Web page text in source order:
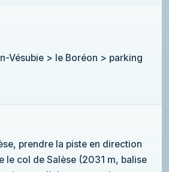
Vésubie > le Boréon > parking
prendre la piste en direction
le col de Salèse (2031 m, balise